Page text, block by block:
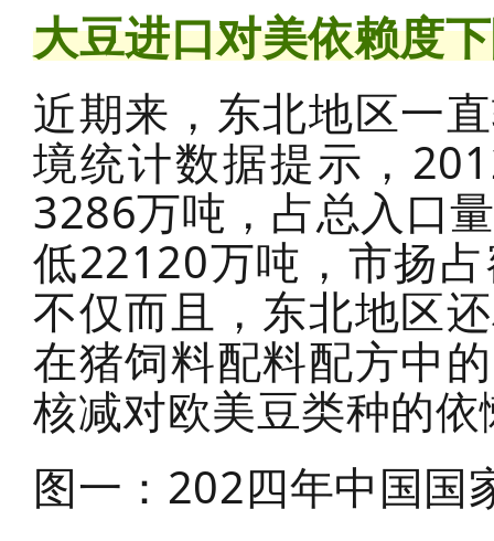
大豆进口对美依赖度
近期来，东北地区一
境统计数据提示，
3286万吨，占总入口
低22120万吨，市扬
不仅而且，东北地区
在猪饲料配料配方中
核减对欧美豆类种的
图一：202四年中国